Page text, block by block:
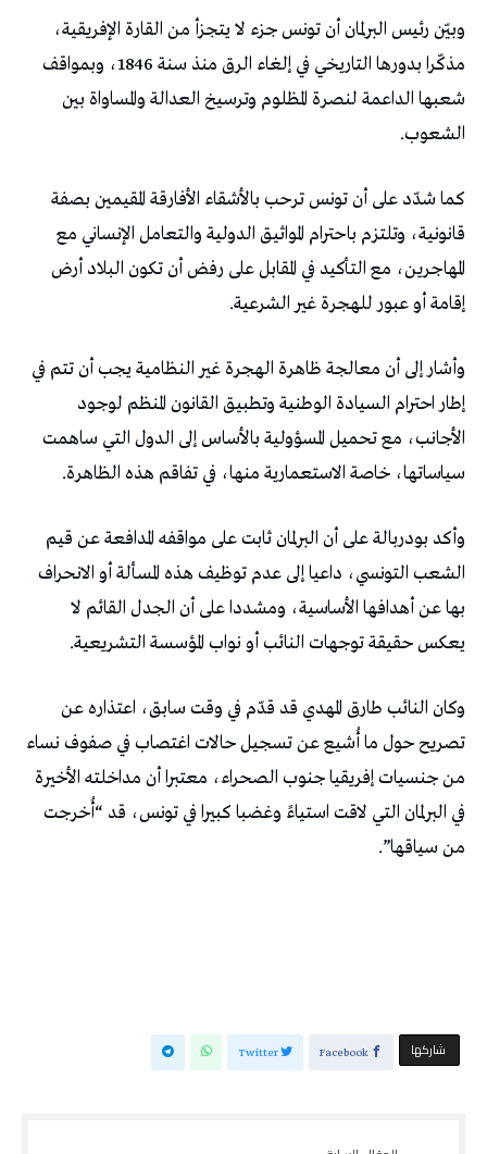
وبيّن رئيس البرلمان أن تونس جزء لا يتجزأ من القارة الإفريقية،
مذكّرا بدورها التاريخي في إلغاء الرق منذ سنة 1846، وبمواقف
شعبها الداعمة لنصرة المظلوم وترسيخ العدالة والمساواة بين
الشعوب.
كما شدّد على أن تونس ترحب بالأشقاء الأفارقة المقيمين بصفة
قانونية، وتلتزم باحترام المواثيق الدولية والتعامل الإنساني مع
المهاجرين، مع التأكيد في المقابل على رفض أن تكون البلاد أرض
إقامة أو عبور للهجرة غير الشرعية.
وأشار إلى أن معالجة ظاهرة الهجرة غير النظامية يجب أن تتم في
إطار احترام السيادة الوطنية وتطبيق القانون المنظم لوجود
الأجانب، مع تحميل المسؤولية بالأساس إلى الدول التي ساهمت
سياساتها، خاصة الاستعمارية منها، في تفاقم هذه الظاهرة.
وأكد بودربالة على أن البرلمان ثابت على مواقفه المدافعة عن قيم
الشعب التونسي، داعيا إلى عدم توظيف هذه المسألة أو الانحراف
بها عن أهدافها الأساسية، ومشددا على أن الجدل القائم لا
يعكس حقيقة توجهات النائب أو نواب المؤسسة التشريعية.
وكان النائب طارق المهدي قد قدّم في وقت سابق، اعتذاره عن
تصريح حول ما أُشيع عن تسجيل حالات اغتصاب في صفوف نساء
من جنسيات إفريقيا جنوب الصحراء، معتبرا أن مداخلته الأخيرة
في البرلمان التي لاقت استياءً وغضبا كبيرا في تونس، قد “أُخرجت
من سياقها”.
‫‫ شاركها‬ Facebook
Twitter